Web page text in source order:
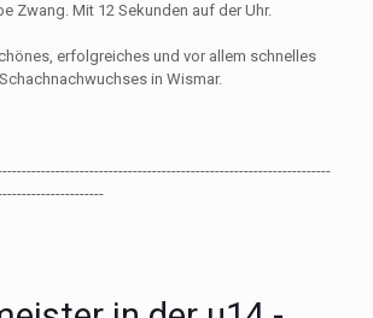
Zwang. Mit 12 Sekunden auf der Uhr.
erfolgreiches und vor allem schnelles
in Wismar.